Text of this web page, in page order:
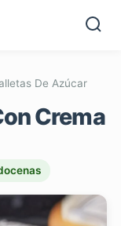
De Azúcar
Crema